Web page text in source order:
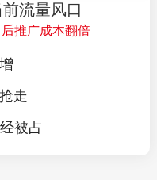
流量风口
推广成本翻倍
走
被占